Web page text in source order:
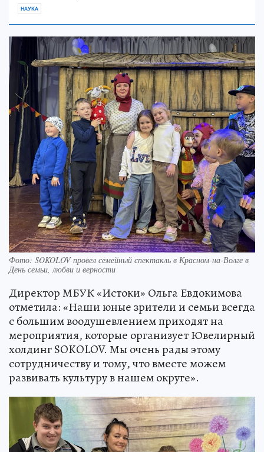
НАУКА
Фото: SOKOLOV провел семейный спектакль в Красном-на-Волге в
День семьи, любви и верности
Директор МБУК «Истоки» Ольга Евдокимова
отметила: «Наши юные зрители и семьи всегда
с большим воодушевлением приходят на
мероприятия, которые организует Ювелирный
холдинг SOKOLOV. Мы очень рады этому
сотрудничеству и тому, что вместе можем
развивать культуру в нашем округе».